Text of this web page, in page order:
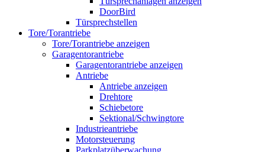
DoorBird
Türsprechstellen
Tore/Torantriebe
Tore/Torantriebe anzeigen
Garagentorantriebe
Garagentorantriebe anzeigen
Antriebe
Antriebe anzeigen
Drehtore
Schiebetore
Sektional/Schwingtore
Industrieantriebe
Motorsteuerung